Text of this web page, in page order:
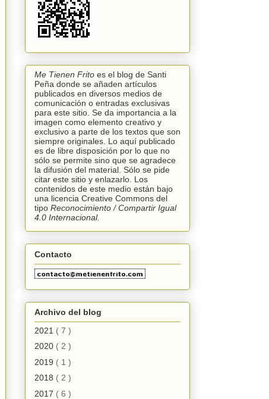
Me Tienen Frito es el blog de Santi
Peña donde se añaden artículos
publicados en diversos medios de
comunicación o entradas exclusivas
para este sitio. Se da importancia a la
imagen como elemento creativo y
exclusivo a parte de los textos que son
siempre originales. Lo aquí publicado
es de libre disposición por lo que no
sólo se permite sino que se agradece
la difusión del material. Sólo se pide
citar este sitio y enlazarlo. Los
contenidos de este medio están bajo
una licencia Creative Commons del
tipo Reconocimiento /Compartir Igual
4.0 Internacional.
Contacto
Archivo del blog
2021 ( 7 )
2020 ( 2 )
2019 ( 1 )
2018 ( 2 )
2017 ( 6 )